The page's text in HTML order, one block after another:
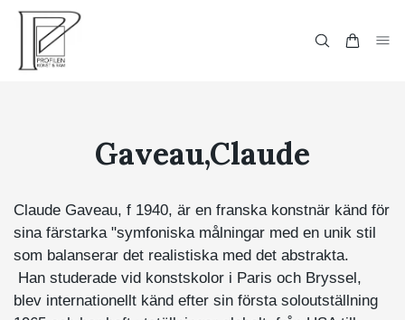
Gaveau,Claude
Claude Gaveau, f 1940, är en franska konstnär känd för
sina färstarka "symfoniska målningar med en unik stil
som balanserar det realistiska med det abstrakta.
Han studerade vid konstskolor i Paris och Bryssel,
blev internationellt känd efter sin första soloutställning